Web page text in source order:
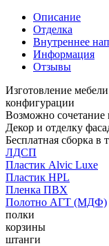
Описание
Отделка
Внутреннее
Информация
Отзывы
Изготовление
конфигурации
Возможно сочетание
Декор и отделку
Бесплатная сборка в
ЛДСП
Пластик Alvic Luxe
Пластик HPL
Пленка ПВХ
Полотно АГТ (МДФ)
полки
корзины
штанги